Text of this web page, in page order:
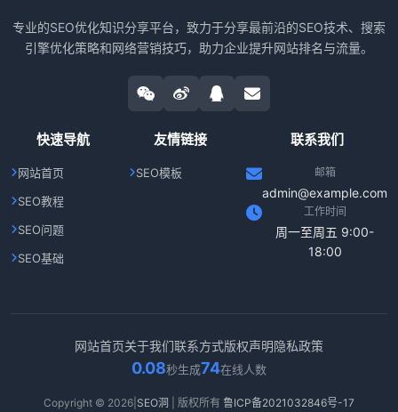
专业的SEO优化知识分享平台，致力于分享最前沿的SEO技术、搜索
引擎优化策略和网络营销技巧，助力企业提升网站排名与流量。
快速导航
网站首页
SEO教程
SEO问题
SEO基础
友情链接
SEO模板
联系我们
邮箱
admin@example.com
工作时间
周一至周五 9:00-
18:00
网站首页关于我们联系方式版权声明隐私政策
0.08秒生成74在线人数
Copyright © 2026| SEO洞 | 版权所有 鲁ICP备2021032846号-17